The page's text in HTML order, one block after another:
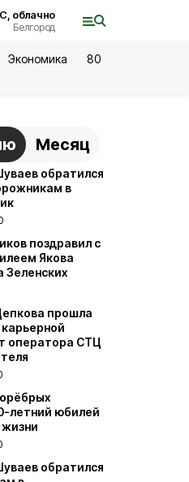
облачно
Белгород
Экономика
80
Месяц
обратился
в
поздравил с
Якова
Зеленских
прошла
оператора СТЦ
летний юбилей
обратился